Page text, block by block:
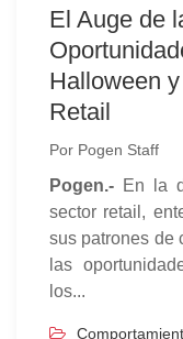
El Auge de
Halloween
Retail
Por Pogen Staff
Pogen.- En la
sector retail,
sus patrones de
las
los...